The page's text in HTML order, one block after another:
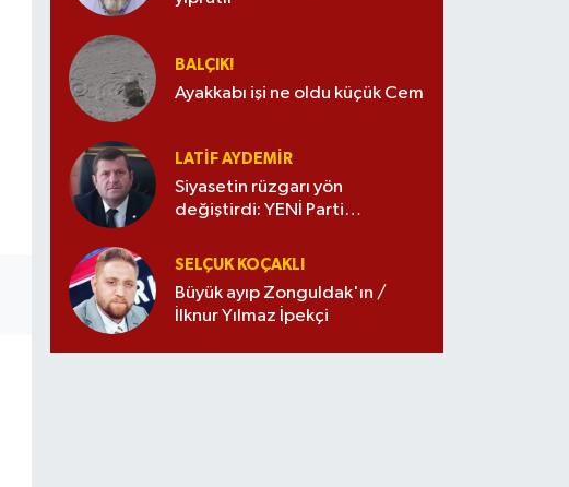
BALÇIK!
Ayakkabı işi ne oldu küçük Cem
LATIF AYDEMIR
Siyasetin rüzgarı yön
değiştirdi: YENİ Parti
SELÇUK KOÇAKLI
Büyük ayıp Zonguldak'ın /
İlknur Yılmaz İpekçi